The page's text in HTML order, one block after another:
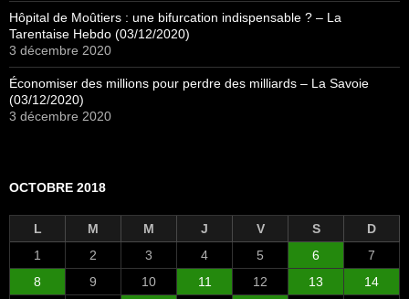
Hôpital de Moûtiers : une bifurcation indispensable ? – La
Tarentaise Hebdo (03/12/2020)
3 décembre 2020
Économiser des millions pour perdre des milliards – La Savoie
(03/12/2020)
3 décembre 2020
OCTOBRE 2018
L M M J V S
D
1
2 3 4 5 6
7
8
9 10 11 12 13
14